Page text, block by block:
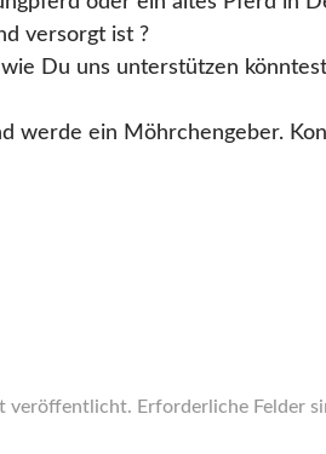
versorgt ist ?
Du uns unterstützen
werde ein Möhrchengeber.
veröffentlicht. Erforderliche Felder